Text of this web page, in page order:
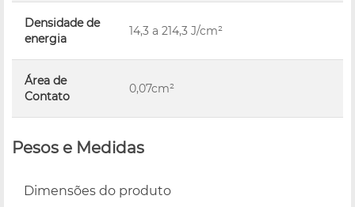
Densidade de
energia
14,3 a 214,3 J/cm²
Área de
Contato
0,07cm²
Pesos e Medidas
Dimensões do produto